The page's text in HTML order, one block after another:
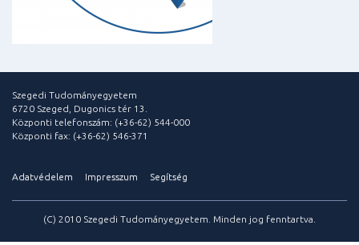
Szegedi Tudományegyetem
6720 Szeged, Dugonics tér 13.
Központi telefonszám: (+36-62) 544-000
Központi fax: (+36-62) 546-371
Adatvédelem Impresszum Segítség
(C) 2010 Szegedi Tudományegyetem. Minden jog fenntartva.